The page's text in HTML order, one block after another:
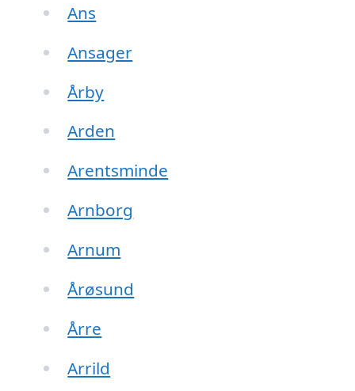
Ans
Ansager
Årby
Arden
Arentsminde
Arnborg
Arnum
Årøsund
Årre
Arrild